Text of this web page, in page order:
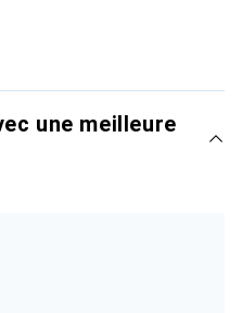
une meilleure